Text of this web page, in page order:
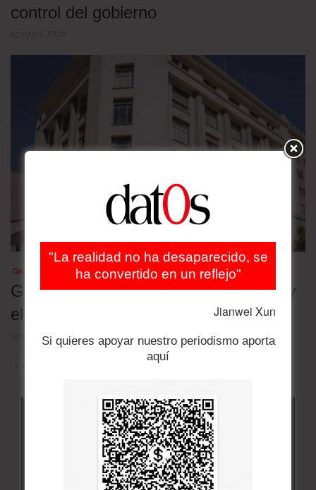
control del gobierno
Gestión
Gobierno reduce a 12 los ministerios y
elimina Planificación y Turismo
agosto 4, 2026
"La realidad no ha desaparecido, se
ha convertido en un reflejo"
Jianwei Xun
Si quieres apoyar nuestro periodismo aporta
aquí